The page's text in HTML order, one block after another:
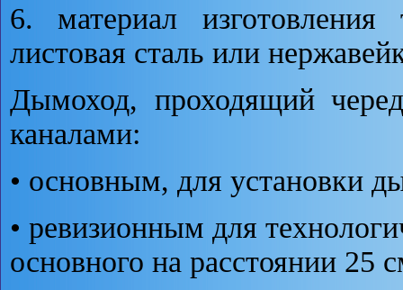
6. материал
листовая сталь или
Дымоход, проходящий
каналами:
• основным, для установки
• ревизионным для
основного на расстоянии 25